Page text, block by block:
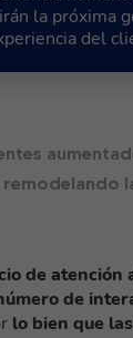
la próxima
del
de atención
de
lo bien que